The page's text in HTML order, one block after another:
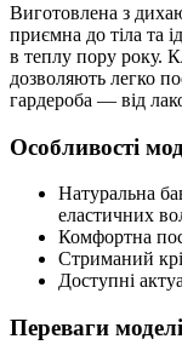
Виготовлена з
приємна до тіла та
в теплу пору року.
дозволяють легко
гардероба — від
Особливості
Натуральна
еластичних
Комфортна
Стриманий
Доступні
Переваги